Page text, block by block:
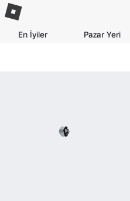
En İyiler Pazar Yeri